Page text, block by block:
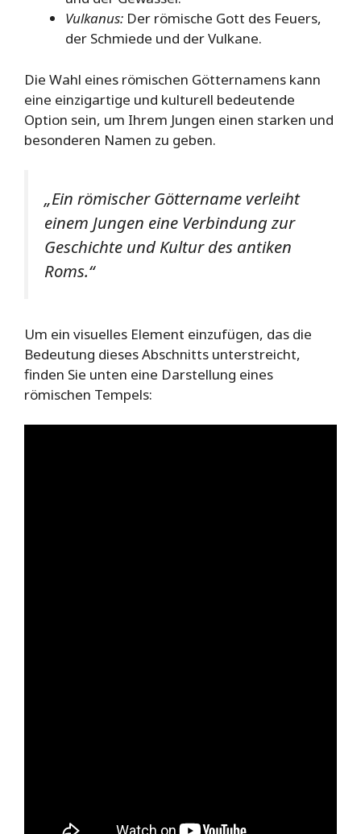
Vulkanus: Der römische Gott des Feuers,
der Schmiede und der Vulkane.
Die Wahl eines römischen Götternamens kann
eine einzigartige und kulturell bedeutende
Option sein, um Ihrem Jungen einen starken und
besonderen Namen zu geben.
„Ein römischer Göttername verleiht
einem Jungen eine Verbindung zur
Geschichte und Kultur des antiken
Roms.“
Um ein visuelles Element einzufügen, das die
Bedeutung dieses Abschnitts unterstreicht,
finden Sie unten eine Darstellung eines
römischen Tempels: